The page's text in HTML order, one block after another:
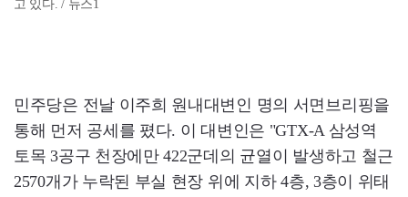
고 있다. / 뉴스1
민주당은 전날 이주희 원내대변인 명의 서면브리핑을
통해 먼저 공세를 폈다. 이 대변인은 "GTX-A 삼성역
토목 3공구 천장에만 422군데의 균열이 발생하고 철근
2570개가 누락된 부실 현장 위에 지하 4층, 3층이 위태